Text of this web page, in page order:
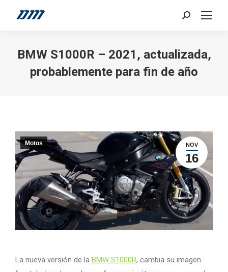
Search:
BMW S1000R – 2021, actualizada,
probablemente para fin de año
NOV
16
Motos
La nueva versión de la BMW S1000R, cambia su imagen